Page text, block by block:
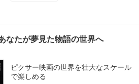
なたが夢見た物語の世界へ
ピクサー映画の世界を壮大なスケール
で楽しめる